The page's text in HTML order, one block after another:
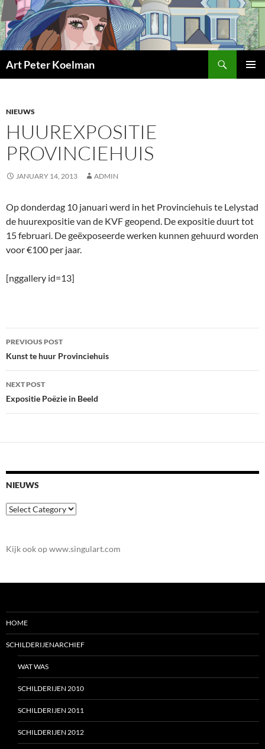
Skip
to
content
Art Peter Koelman
NIEUWS
HUUREXPOSITIE
PROVINCIEHUIS
JANUARY 14, 2013 ADMIN
Op donderdag 10 januari werd in het Provinciehuis te Lelystad
de huurexpositie van de KVF geopend. De expositie duurt tot
15 februari. De geëxposeerde werken kunnen gehuurd worden
voor €100 per jaar.
[nggallery id=13]
Post
navigation
PREVIOUS POST
Kunst te huur Provinciehuis
NEXT POST
Expositie Poëzie in Beeld
NIEUWS
Nieuws
Kijk ook op www.singulart.com
HOME
SCHILDERIJENARCHIEF
WAT WAS
SCHILDERIJEN 2010
SCHILDERIJEN 2011
SCHILDERIJEN 2012